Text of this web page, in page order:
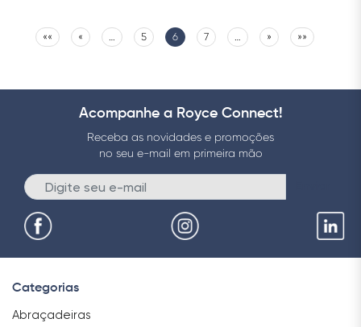
«« « … 5 6 7 … » »»
Acompanhe a Royce Connect!
Receba as novidades e promoções
no seu e-mail em primeira mão
Categorias
Abraçadeiras